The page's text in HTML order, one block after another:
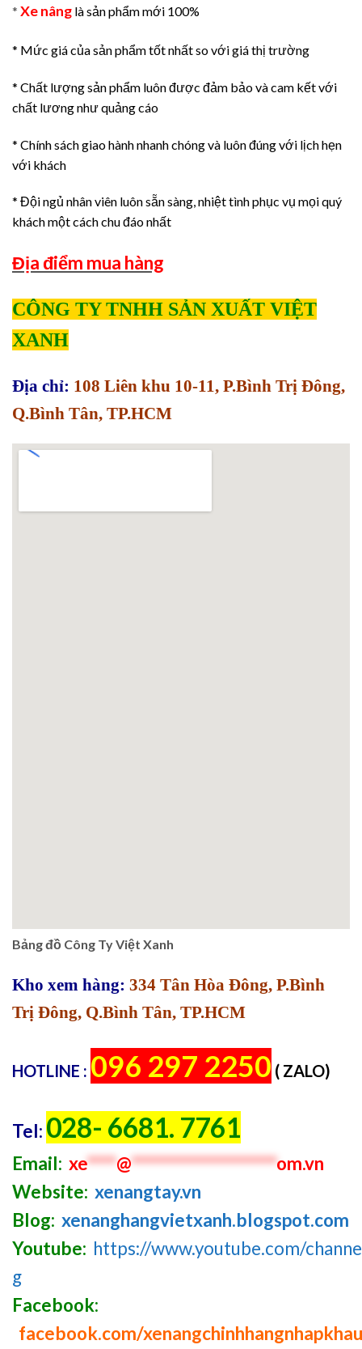
* Xe nâng là sản phẩm mới 100%
* Mức giá của sản phẩm tốt nhất so với giá thị trường
* Chất lượng sản phẩm luôn được đảm bảo và cam kết với
chất lương như quảng cáo
* Chính sách giao hành nhanh chóng và luôn đúng với lịch hẹn
với khách
* Đội ngủ nhân viên luôn sẵn sàng, nhiệt tình phục vụ mọi quý
khách một cách chu đáo nhất
Địa điểm mua hàng
CÔNG TY TNHH SẢN XUẤT VIỆT
XANH
Địa chỉ: 108 Liên khu 10-11, P.Bình Trị Đông,
Q.Bình Tân, TP.HCM
Bảng đồ Công Ty Việt Xanh
Kho xem hàng: 334 Tân Hòa Đông, P.Bình
Trị Đông, Q.Bình Tân, TP.HCM
HOTLINE : 096 297 2250 ( ZALO)
Tel: 028- 6681. 7761
Email: xe****@********************om.vn
Website: xenangtay.vn
Blog: xenanghangvietxanh.blogspot.com
Youtube: https://www.youtube.com/
g
Facebook:
facebook.com/xenangchinhhangnhapkhau